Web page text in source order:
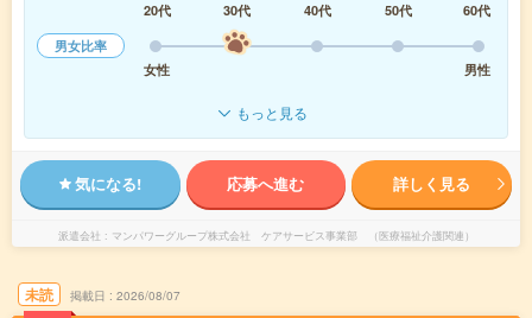
20代
30代 40代 50代
60代
男女比率
女性
男性
もっと見る
気になる! 応募へ進む 詳しく見る
派遣会社 マンパワーグループ株式会社 ケアサービス事業部 （医療福祉介護関連）
未読 掲載日 2026/08/07